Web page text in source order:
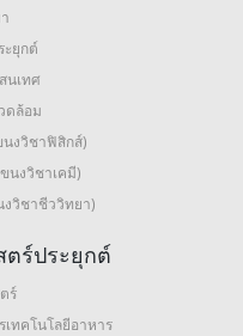
ยุกต์
นเทศ
ดล้อม
งวิชาฟิสิกส์)
นงวิชาเคมี)
วิชาชีววิทยา)
ตร์ประยุกต์
ร์
ทคโนโลยีอาหาร